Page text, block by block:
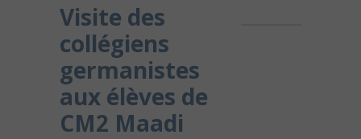
Visite des
collégiens
germanistes
aux élèves de
CM2 Maadi